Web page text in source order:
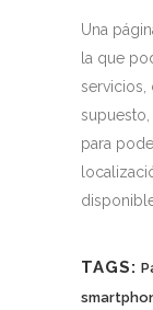
Una
la que
servicios,
para
TAGS: